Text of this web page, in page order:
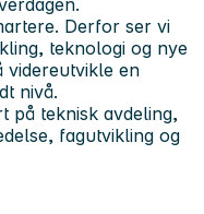
Derfor ser vi
teknologi og nye
videreutvikle en
nivå.
på teknisk avdeling,
fagutvikling og